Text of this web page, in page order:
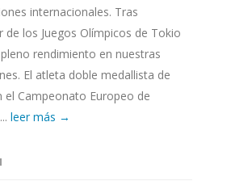
internacionales. Tras
de los Juegos Olímpicos de Tokio
rendimiento en nuestras
El atleta doble medallista de
el Campeonato Europeo de
leer más →